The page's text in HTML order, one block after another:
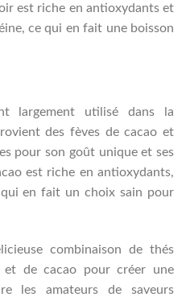
est riche en antioxydants et
ce qui en fait une boisson
largement utilisé dans la
des fèves de cacao et
pour son goût unique et ses
est riche en antioxydants,
en fait un choix sain pour
combinaison de thés
et de cacao pour créer une
les amateurs de saveurs